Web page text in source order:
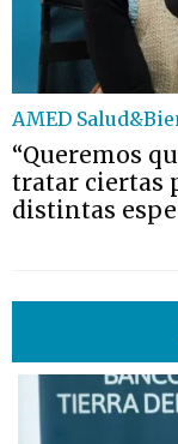
AMED
“Queremos
tratar ciertas
distintas